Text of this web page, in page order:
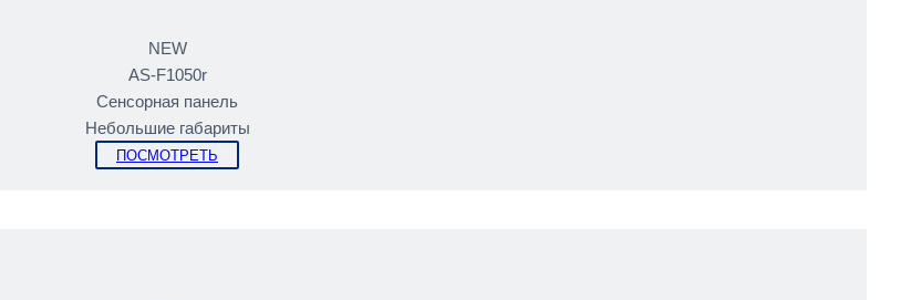
NEW
AS-F1050r
Сенсорная панель
Небольшие габариты
ПОСМОТРЕТЬ